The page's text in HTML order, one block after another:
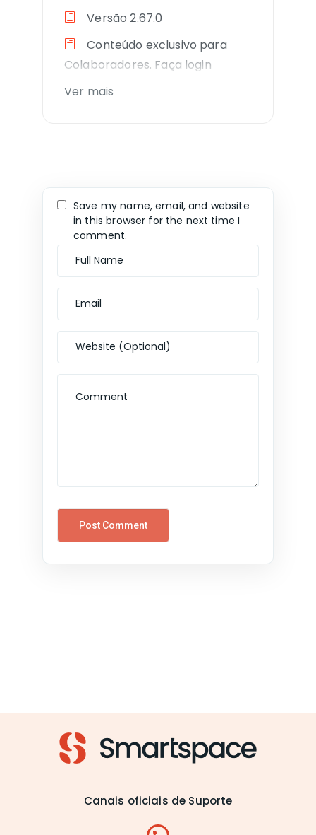
Versão 2.67.0
Conteúdo exclusivo para
Colaboradores. Faça login
Ver mais
Save my name, email, and website
in this browser for the next time I
comment.
Canais oficiais de Suporte